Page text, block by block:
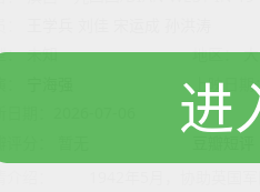
：未知 地区：
上映日
进